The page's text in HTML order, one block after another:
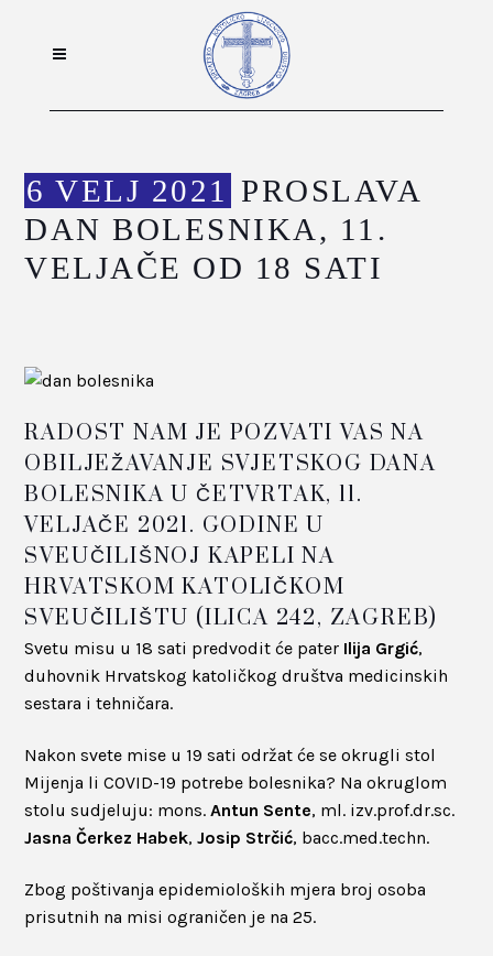
6 VELJ 2021
PROSLAVA
DAN BOLESNIKA, 11.
VELJAČE OD 18 SATI
RADOST NAM JE POZVATI VAS NA
OBILJEŽAVANJE SVJETSKOG DANA
BOLESNIKA U ČETVRTAK, 11.
VELJAČE 2021. GODINE U
SVEUČILIŠNOJ KAPELI NA
HRVATSKOM KATOLIČKOM
SVEUČILIŠTU (ILICA 242, ZAGREB)
Svetu misu u 18 sati predvodit će pater Ilija Grgić,
duhovnik Hrvatskog katoličkog društva medicinskih
sestara i tehničara.
Nakon svete mise u 19 sati održat će se okrugli stol
Mijenja li COVID-19 potrebe bolesnika? Na okruglom
stolu sudjeluju: mons.Antun Sente, ml. izv.prof.dr.sc.
Jasna Čerkez Habek,Josip Strčić, bacc.med.techn.
Zbog poštivanja epidemioloških mjera broj osoba
prisutnih na misi ograničen je na 25.